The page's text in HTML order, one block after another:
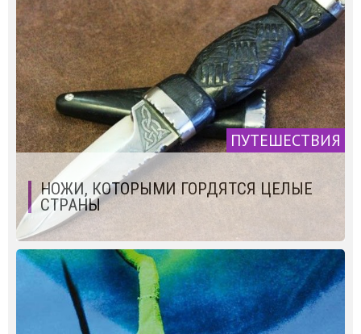
ПУТЕШЕСТВИЯ
НОЖИ, КОТОРЫМИ ГОРДЯТСЯ ЦЕЛЫЕ
СТРАНЫ